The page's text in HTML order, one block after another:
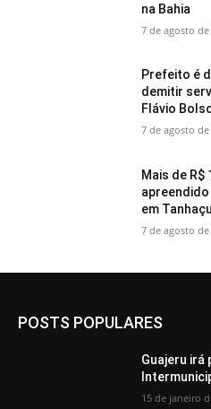
na Bahia
7 de agosto de
Prefeito é
demitir
Flávio
7 de agosto de
Mais de R$
em Tanhaçu
7 de agosto de
POSTS POPULARES
Guajeru
15 de janeiro